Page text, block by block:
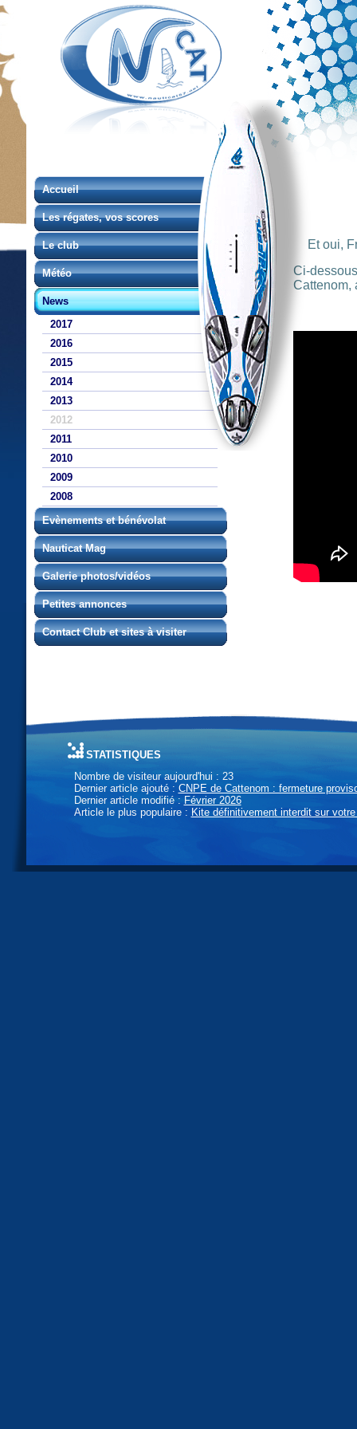
Accueil
Les régates, vos scores
Le club
Météo
News
2017
2016
2015
2014
2013
2012
2011
2010
2009
2008
Evènements et bénévolat
Nauticat Mag
Galerie photos/vidéos
Petites annonces
Contact Club et sites à visiter
Et oui,
Ci-
Cattenom,
statistiques
Nombre de visiteur aujourd'hui : 23
Dernier article ajouté : CNPE de Cattenom : fermeture
Dernier article modifié : Février 2026
Article le plus populaire : Kite définitivement interdit sur